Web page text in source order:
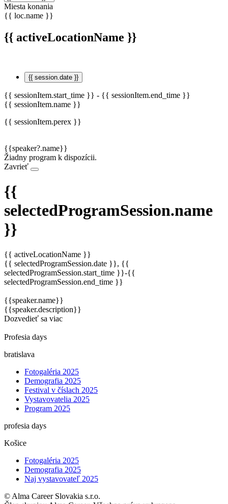
Miesta konania
{{ loc.name }}
{{ activeLocationName }}
{{ session.date }}
{{ sessionItem.start_time }} - {{ sessionItem.end_time }}
{{ sessionItem.name }}
{{ sessionItem.perex }}
{{speaker?.name}}
Žiadny program k dispozícii.
Zavrieť
{{
selectedProgramSession.name
}}
{{ activeLocationName }}
{{ selectedProgramSession.date }}, {{
selectedProgramSession.start_time }}-{{
selectedProgramSession.end_time }}
{{speaker.name}}
{{speaker.description}}
Dozvedieť sa viac
Profesia days
bratislava
Fotogaléria 2025
Demografia 2025
Festival v číslach 2025
Vystavovatelia 2025
Program 2025
profesia days
Košice
Fotogaléria 2025
Demografia 2025
Naj vystavovateľ 2025
© Alma Career Slovakia s.r.o.